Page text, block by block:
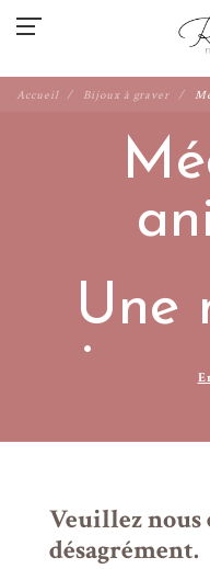
Accueil Bijoux à graver
Une
pour accompagner vos
sécurité.
Veuillez nous
désagrément.